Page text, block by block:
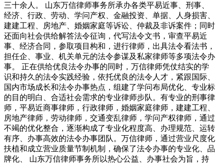
三十余人。 山东万信律师事务所承办各类平易近事、刑事、
经济、行政、劳动、学问产权、金融投资、单据、人身损害、
建建工程、房地产、婚姻家庭等诉讼、仲裁及非诉案件；同时
还面向社会供给解答法令征询，代写法令文书，审查平易近
事、经济合同，参取项目构和，进行律师，出具法令看法书，
担任企、事业、机关单元的法令参谋及私家律师等多项法令办
事。 正在供给优良法令办事的同时，万信律师凭仗结实的学
识和持久的法令实践经验，依托优良的法令人才，紧跟国际、
国内市场成长和法令办事热点，组建了学问布局优化、专业标
的目的明白、合适社会需求的专业律师步队。有专业的刑事律
师，平易近商事律师，行政律师，婚姻家庭律师，建建工程、
房地产律师，劳动律师，交通变乱律师，学问产权律师，通过
不竭的优化整合，逐渐构成了专业化程度高、办理规范、运转
有序、办事高效的法令办事团队。万信律师，通过营业尺度化
扶植和成立营业质量节制机制，确保了法令办事的专业化、品
牌化、 山东万信律师事务所以热心公益、办事社会为旨，持